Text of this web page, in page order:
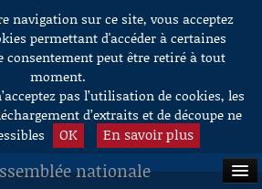
navigation sur ce site, vous acceptez
permettant d'accéder à certaines
consentement peut être retiré à tout
moment.
pas l’utilisation de cookies, les
d’extraits et de découpe ne
OK En savoir plus
nationale